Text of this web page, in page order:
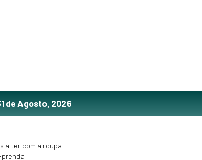
de Agosto, 2026
a ter com a roupa